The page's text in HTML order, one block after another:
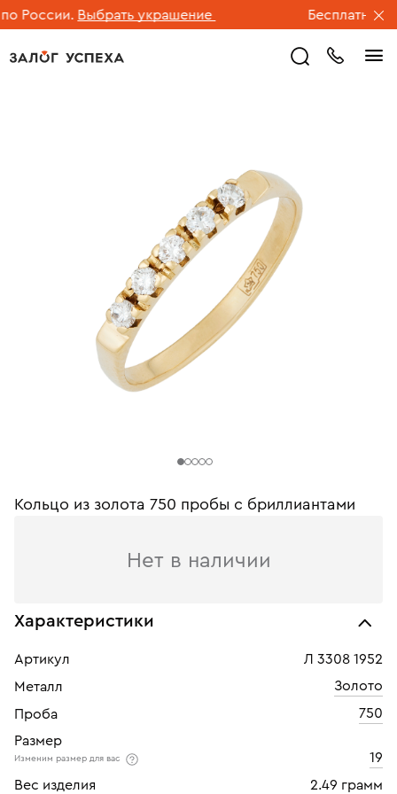
России. Выбрать украшение Бесплатная
Кольцо из золота 750 пробы c бриллиантами
Нет в наличии
Характеристики
Артикул
Л 3308 1952
Металл
Золото
Проба
750
Размер
Изменим размер для вас
19
Вес изделия
2.49 грамм